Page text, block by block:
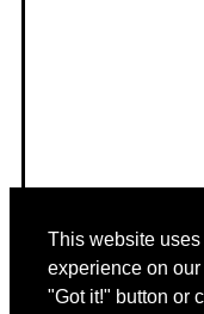
This website
experience on
"Got it!" button or
其他語言: